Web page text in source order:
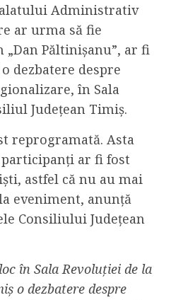
Administrativ
ar urma să fie
Păltinișanu”, ar fi
dezbatere despre
în Sala
Județean Timiș.
reprogramată. Asta
ar fi fost
astfel că nu au mai
eveniment, anunță
Consiliului Județean
în Sala Revoluției de la
o dezbatere despre